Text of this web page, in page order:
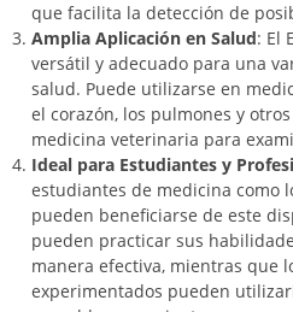
que facilita la detección de
Amplia Aplicación en Salud: El
versátil y adecuado para una
salud. Puede utilizarse en
el corazón, los pulmones y
medicina veterinaria para
Ideal para Estudiantes y
estudiantes de medicina como
pueden beneficiarse de este
pueden practicar sus
manera efectiva, mientras que
experimentados pueden